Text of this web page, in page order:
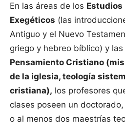
En las áreas de los Estudios
Exegéticos (las
Antiguo y el Nuevo
griego y hebreo bíblico) y
Pensamiento Cristiano
de la iglesia, teología
cristiana), los profesores
clases poseen un
o al menos dos maestrías